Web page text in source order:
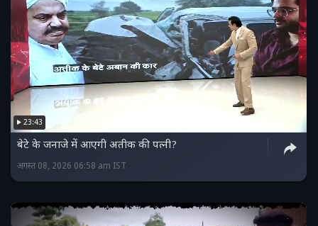
23:43
बेटे के जनाजे में आएगी अतीक की पत्नी?
अगस्त 08, 2026 06:58 am IST